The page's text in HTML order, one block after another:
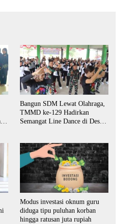
Bangun SDM Lewat Olahraga,
TMMD ke-129 Hadirkan
Semangat Line Dance di Desa
Modus investasi oknum guru
diduga tipu puluhan korban
hingga ratusan juta rupiah